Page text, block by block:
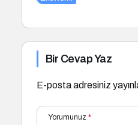
Bir Cevap Yaz
E-posta adresiniz
Yorumunuz *